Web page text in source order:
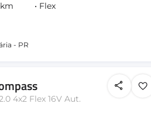
Flex
- PR
4x2 Flex 16V Aut.